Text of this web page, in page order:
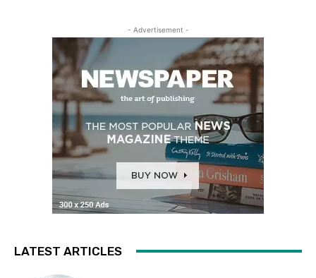
- Advertisement -
LATEST ARTICLES